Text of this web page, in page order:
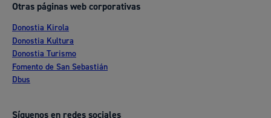
Otras páginas web corporativas
Donostia Kirola
Donostia Kultura
Donostia Turismo
Fomento de San Sebastián
Dbus
Síguenos en redes sociales